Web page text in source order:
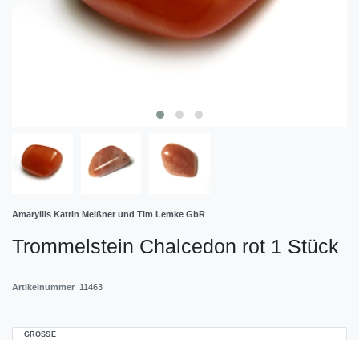
Amaryllis Katrin Meißner und Tim Lemke GbR
Trommelstein Chalcedon rot 1 Stück
Artikelnummer 11463
GRÖSSE